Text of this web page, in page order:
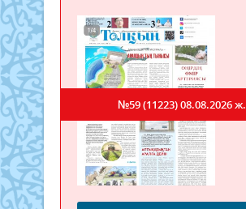
№59 (11223)08.08.2026 ж.